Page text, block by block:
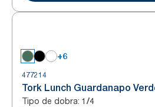
+6
477214
Tork Lunch Guardanapo
Tipo de dobra: 1/4